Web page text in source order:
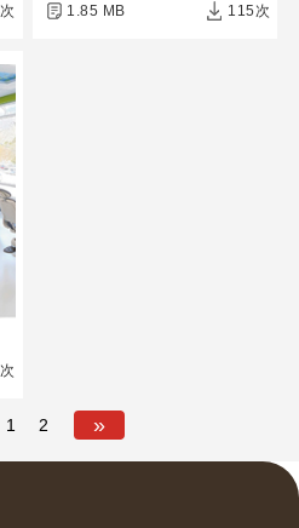
1.85 MB 115次
1 2 »